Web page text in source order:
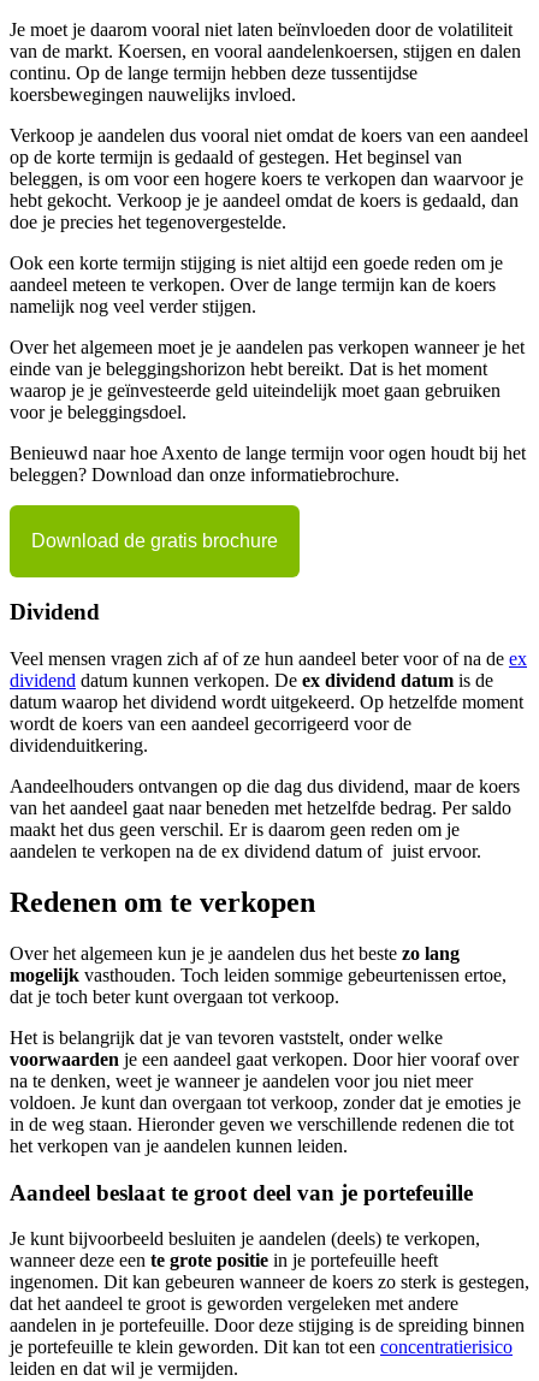
Je moet je daarom vooral niet laten beïnvloeden door de volatiliteit
van de markt. Koersen, en vooral aandelenkoersen, stijgen en dalen
continu. Op de lange termijn hebben deze tussentijdse
koersbewegingen nauwelijks invloed.
Verkoop je aandelen dus vooral niet omdat de koers van een aandeel
op de korte termijn is gedaald of gestegen. Het beginsel van
beleggen, is om voor een hogere koers te verkopen dan waarvoor je
hebt gekocht. Verkoop je je aandeel omdat de koers is gedaald, dan
doe je precies het tegenovergestelde.
Ook een korte termijn stijging is niet altijd een goede reden om je
aandeel meteen te verkopen. Over de lange termijn kan de koers
namelijk nog veel verder stijgen.
Over het algemeen moet je je aandelen pas verkopen wanneer je het
einde van je beleggingshorizon hebt bereikt. Dat is het moment
waarop je je geïnvesteerde geld uiteindelijk moet gaan gebruiken
voor je beleggingsdoel.
Benieuwd naar hoe Axento de lange termijn voor ogen houdt bij het
beleggen? Download dan onze informatiebrochure.
Download de gratis brochure
Dividend
Veel mensen vragen zich af of ze hun aandeel beter voor of na de ex
dividend datum kunnen verkopen. De ex dividend datum is de
datum waarop het dividend wordt uitgekeerd. Op hetzelfde moment
wordt de koers van een aandeel gecorrigeerd voor de
dividenduitkering.
Aandeelhouders ontvangen op die dag dus dividend, maar de koers
van het aandeel gaat naar beneden met hetzelfde bedrag. Per saldo
maakt het dus geen verschil. Er is daarom geen reden om je
aandelen te verkopen na de ex dividend datum of juist ervoor.
Redenen om te verkopen
Over het algemeen kun je je aandelen dus het beste zo lang
mogelijk vasthouden. Toch leiden sommige gebeurtenissen ertoe,
dat je toch beter kunt overgaan tot verkoop.
Het is belangrijk dat je van tevoren vaststelt, onder welke
voorwaarden je een aandeel gaat verkopen. Door hier vooraf over
na te denken, weet je wanneer je aandelen voor jou niet meer
voldoen. Je kunt dan overgaan tot verkoop, zonder dat je emoties je
in de weg staan. Hieronder geven we verschillende redenen die tot
het verkopen van je aandelen kunnen leiden.
Aandeel beslaat te groot deel van je portefeuille
Je kunt bijvoorbeeld besluiten je aandelen (deels) te verkopen,
wanneer deze een te grote positie in je portefeuille heeft
ingenomen. Dit kan gebeuren wanneer de koers zo sterk is gestegen,
dat het aandeel te groot is geworden vergeleken met andere
aandelen in je portefeuille. Door deze stijging is de spreiding binnen
je portefeuille te klein geworden. Dit kan tot een concentratierisico
leiden en dat wil je vermijden.